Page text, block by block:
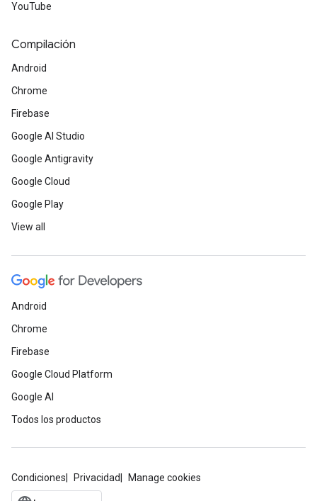
YouTube
Compilación
Android
Chrome
Firebase
Google AI Studio
Google Antigravity
Google Cloud
Google Play
View all
Android
Chrome
Firebase
Google Cloud Platform
Google AI
Todos los productos
Condiciones Privacidad Manage cookies